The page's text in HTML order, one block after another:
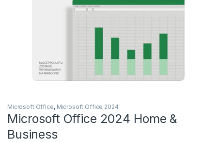
Microsoft Office, Microsoft Office 2024
Microsoft Office 2024 Home &
Business